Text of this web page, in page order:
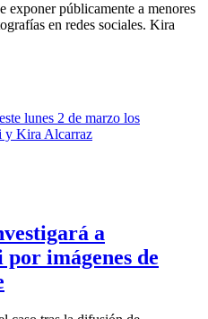
exponer públicamente a menores
en redes sociales. Kira
a
imágenes de